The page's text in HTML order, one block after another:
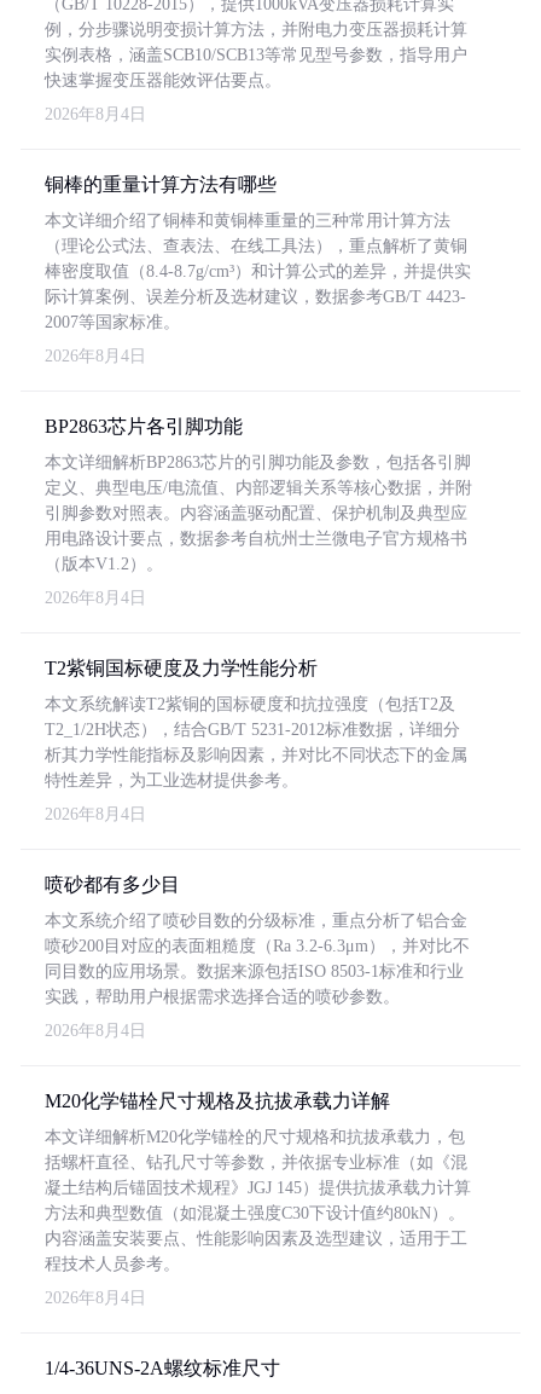
（GB/T 10228-2015），提供1000kVA变压器损耗计算实
例，分步骤说明变损计算方法，并附电力变压器损耗计算
实例表格，涵盖SCB10/SCB13等常见型号参数，指导用户
快速掌握变压器能效评估要点。
2026年8月4日
铜棒的重量计算方法有哪些
本文详细介绍了铜棒和黄铜棒重量的三种常用计算方法
（理论公式法、查表法、在线工具法），重点解析了黄铜
棒密度取值（8.4-8.7g/cm³）和计算公式的差异，并提供实
际计算案例、误差分析及选材建议，数据参考GB/T 4423-
2007等国家标准。
2026年8月4日
BP2863芯片各引脚功能
本文详细解析BP2863芯片的引脚功能及参数，包括各引脚
定义、典型电压/电流值、内部逻辑关系等核心数据，并附
引脚参数对照表。内容涵盖驱动配置、保护机制及典型应
用电路设计要点，数据参考自杭州士兰微电子官方规格书
（版本V1.2）。
2026年8月4日
T2紫铜国标硬度及力学性能分析
本文系统解读T2紫铜的国标硬度和抗拉强度（包括T2及
T2_1/2H状态），结合GB/T 5231-2012标准数据，详细分
析其力学性能指标及影响因素，并对比不同状态下的金属
特性差异，为工业选材提供参考。
2026年8月4日
喷砂都有多少目
本文系统介绍了喷砂目数的分级标准，重点分析了铝合金
喷砂200目对应的表面粗糙度（Ra 3.2-6.3μm），并对比不
同目数的应用场景。数据来源包括ISO 8503-1标准和行业
实践，帮助用户根据需求选择合适的喷砂参数。
2026年8月4日
M20化学锚栓尺寸规格及抗拔承载力详解
本文详细解析M20化学锚栓的尺寸规格和抗拔承载力，包
括螺杆直径、钻孔尺寸等参数，并依据专业标准（如《混
凝土结构后锚固技术规程》JGJ 145）提供抗拔承载力计算
方法和典型数值（如混凝土强度C30下设计值约80kN）。
内容涵盖安装要点、性能影响因素及选型建议，适用于工
程技术人员参考。
2026年8月4日
1/4-36UNS-2A螺纹标准尺寸